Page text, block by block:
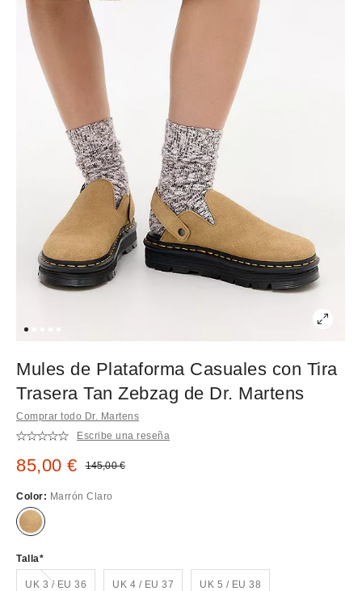
Mules de Plataforma Casuales con Tira
Trasera Tan Zebzag de Dr. Martens
Comprar todo Dr. Martens
Escribe una reseña
Precio rebajado:
85,00 € Precio original:
145,00 €
Color: Marrón Claro
Talla
UK 3 / EU 36
¡Agotado! UK 4 / EU 37 UK 5 / EU 38